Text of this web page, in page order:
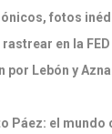
fotos
en la FED
por Lebón y
Páez: el mundo